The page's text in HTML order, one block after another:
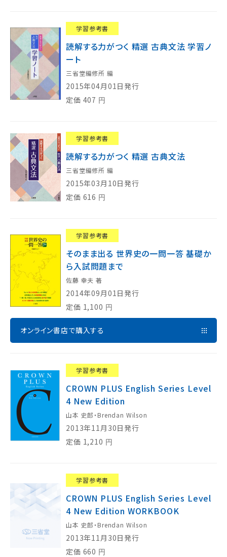
学習参考書
読解する力がつく 精選 古典文法 学習ノ
ート
三省堂編修所 編
2015年04月01日発行
定価 407 円
学習参考書
読解する力がつく 精選 古典文法
三省堂編修所 編
2015年03月10日発行
定価 616 円
学習参考書
そのまま出る 世界史の一問一答 基礎か
ら入試問題まで
佐藤 幸夫 著
2014年09月01日発行
定価 1,100 円
オンライン書店で購入する
学習参考書
CROWN PLUS English Series Level
4 New Edition
山本 史郎・Brendan Wilson
2013年11月30日発行
定価 1,210 円
学習参考書
CROWN PLUS English Series Level
4 New Edition WORKBOOK
山本 史郎・Brendan Wilson
2013年11月30日発行
定価 660 円